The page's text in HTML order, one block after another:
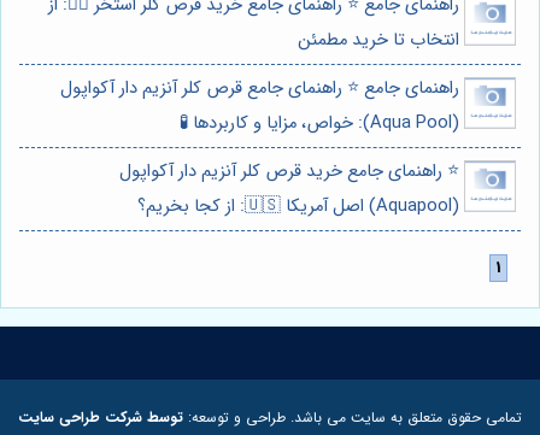
راهنمای جامع ⭐️ راهنمای جامع خرید قرص کلر استخر 🏊‍♀️: از
انتخاب تا خرید مطمئن
راهنمای جامع ⭐️ راهنمای جامع قرص کلر آنزیم دار آکواپول
(Aqua Pool): خواص، مزایا و کاربردها 🧪
⭐️ راهنمای جامع خرید قرص کلر آنزیم دار آکواپول
(Aquapool) اصل آمریکا 🇺🇸: از کجا بخریم؟
تمامی حقوق متعلق به سایت می باشد. طراحی و توسعه: توسط شرکت طراحی سایت